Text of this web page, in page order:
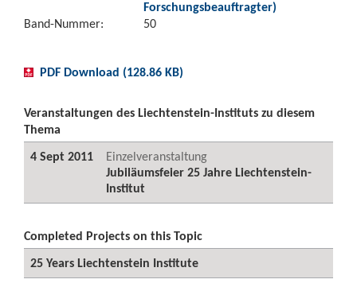
Forschungsbeauftragter)
Band-Nummer:
50
PDF Download (128.86 KB)
Veranstaltungen des Liechtenstein-Instituts zu diesem
Thema
4 Sept 2011
Einzelveranstaltung
Jubiläumsfeier 25 Jahre Liechtenstein-
Institut
Completed Projects on this Topic
25 Years Liechtenstein Institute